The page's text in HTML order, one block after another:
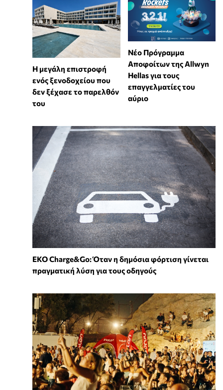
Η μεγάλη επιστροφή
ενός ξενοδοχείου που
δεν ξέχασε το παρελθόν
του
Νέο Πρόγραμμα
Αποφοίτων της Allwyn
Hellas για τους
επαγγελματίες του
αύριο
EKO Charge&Go: Όταν η δημόσια φόρτιση γίνεται
πραγματική λύση για τους οδηγούς